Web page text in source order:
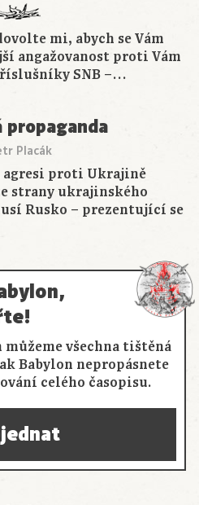
mi, abych se Vám
angažovanost proti Vám
SNB –…
propaganda
Placák
proti Ukrajině
strany ukrajinského
Rusko – prezentující se
všechna tištěná
Babylon nepropásnete
celého časopisu.